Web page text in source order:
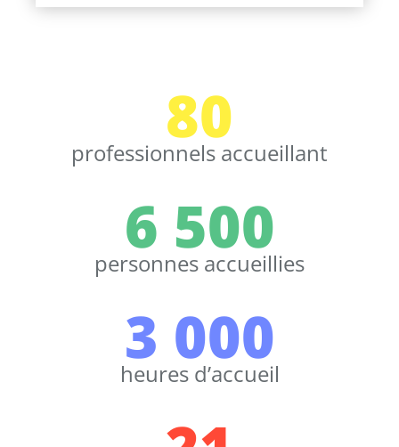
professionnels accueillant
80
personnes accueillies
6 500
heures d’accueil
3 000